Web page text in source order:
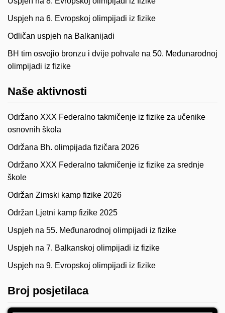
Uspjeh na 6. Evropskoj olimpijadi iz fizike
Odličan uspjeh na Balkanijadi
BH tim osvojio bronzu i dvije pohvale na 50. Međunarodnoj
olimpijadi iz fizike
Naše aktivnosti
Održano XXX Federalno takmičenje iz fizike za učenike
osnovnih škola
Održana Bh. olimpijada fizičara 2026
Održano XXX Federalno takmičenje iz fizike za srednje
škole
Održan Zimski kamp fizike 2026
Održan Ljetni kamp fizike 2025
Uspjeh na 55. Međunarodnoj olimpijadi iz fizike
Uspjeh na 7. Balkanskoj olimpijadi iz fizike
Uspjeh na 9. Evropskoj olimpijadi iz fizike
Broj posjetilaca